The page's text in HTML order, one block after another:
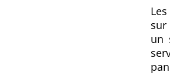
sur
un